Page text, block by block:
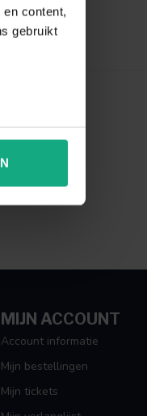
content,
gebruikt
MIJN ACCOUNT
Account informatie
Mijn bestellingen
Mijn tickets